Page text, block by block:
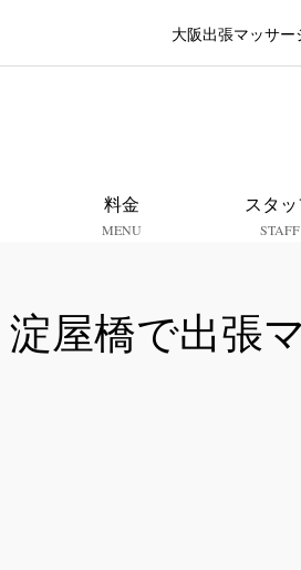
大阪出張マッサ
料金
MENU
スタッ
STAFF
淀屋橋で出張